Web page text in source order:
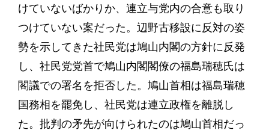
けていないばかりか、連立与党内の合意も取り
つけていない案だった。辺野古移設に反対の姿
勢を示してきた社民党は鳩山内閣の方針に反発
し、社民党党首で鳩山内閣閣僚の福島瑞穂氏は
閣議での署名を拒否した。鳩山首相は福島瑞穂
国務相を罷免し、社民党は連立政権を離脱し
た。批判の矛先が向けられたのは鳩山首相だっ